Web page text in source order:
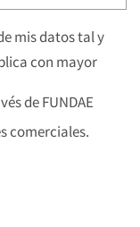
mis datos tal y
con mayor
de FUNDAE
comerciales.